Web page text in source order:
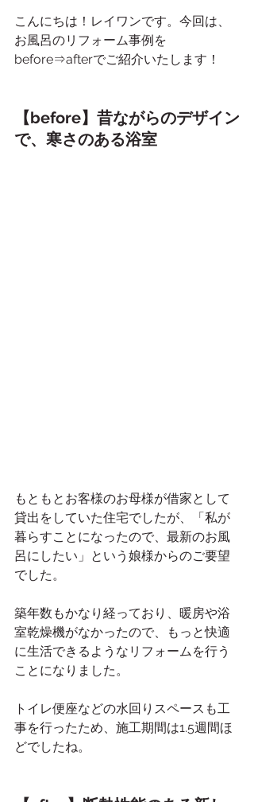
こんにちは！レイワンです。今回は、
お風呂のリフォーム事例を
before⇒afterでご紹介いたします！
【before】昔ながらのデザイン
で、寒さのある浴室
もともとお客様のお母様が借家として
貸出をしていた住宅でしたが、「私が
暮らすことになったので、最新のお風
呂にしたい」という娘様からのご要望
でした。
築年数もかなり経っており、暖房や浴
室乾燥機がなかったので、もっと快適
に生活できるようなリフォームを行う
ことになりました。
トイレ便座などの水回りスペースも工
事を行ったため、施工期間は1.5週間ほ
どでしたね。